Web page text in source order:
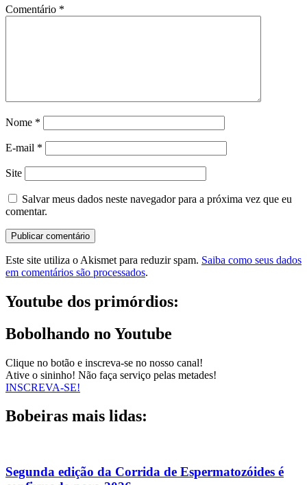
Comentário *
Nome *
E-mail *
Site
Salvar meus dados neste navegador para a próxima vez que eu
comentar.
Este site utiliza o Akismet para reduzir spam. Saiba como seus dados
em comentários são processados.
Youtube dos primórdios:
Bobolhando no Youtube
Clique no botão e inscreva-se no nosso canal!
Ative o sininho! Não faça serviço pelas metades!
INSCREVA-SE!
Bobeiras mais lidas:
Segunda edição da Corrida de Espermatozóides é